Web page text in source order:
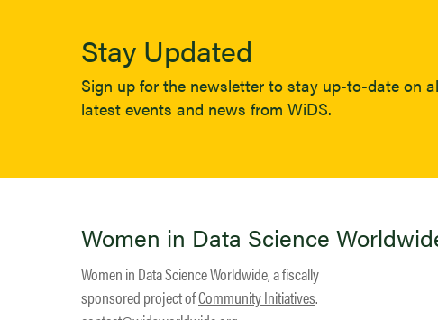
Stay Updated
Sign up for the newsletter to stay up-to-date on
latest events and news from WiDS.
Women in Data Science
Women in Data Science Worldwide, a fiscally
sponsored project ofCommunity Initiatives.